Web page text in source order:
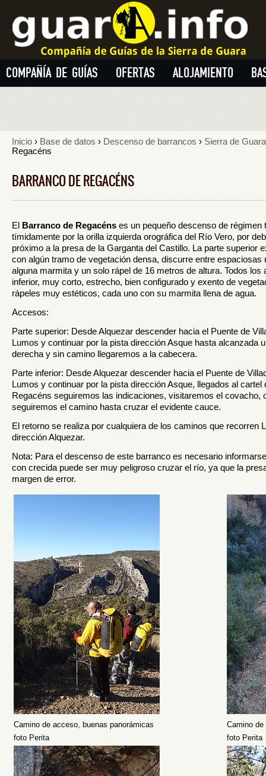
COMPAÑÍA DE GUÍAS OFERTAS ALOJAMIENTO
Inicio › Base de datos › Descenso de barrancos › Sierra de Guara
Regacéns
BARRANCO DE REGACÉNS
El Barranco de Regacéns es un pequeño descenso de régimen
tímidamente por la orilla izquierda orográfica del Río Vero, por
próximo a la presa de la Garganta del Castillo. La parte superior
con algún tramo de vegetación densa, discurre entre
alguna marmita y un solo rápel de 16 metros de altura. Todos
inferior, muy corto, estrecho, bien configurado y exento de
rápeles muy estéticos, cada uno con su marmita llena de agua.
Accesos:
Parte superior: DesdeAlquezar descender hacia el Puente de
Lumos y continuar por la pista direcciónAsque hasta alcanzada
derecha y sin camino llegaremos a la cabecera.
Parte inferior: DesdeAlquezar descender hacia el Puente de
Lumos y continuar por la pista direcciónAsque, llegados al cartel
Regacéns seguiremos las indicaciones, visitaremos el covacho,
seguiremos el camino hasta cruzar el evidente cauce.
El retorno se realiza por cualquiera de los caminos que recorren
direcciónAlquezar.
Nota: Para el descenso de este barranco es necesario
con crecida puede ser muy peligroso cruzar el río, ya que la
margen de error.
Camino de acceso, buenas panorámicas
Camino
foto Perita
foto Perita